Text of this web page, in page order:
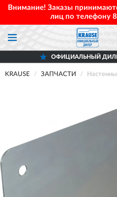
Внимание! Заказы
лиц по телефону
ОФИЦИАЛЬНЫЙ
KRAUSE ЗАПЧАСТИ